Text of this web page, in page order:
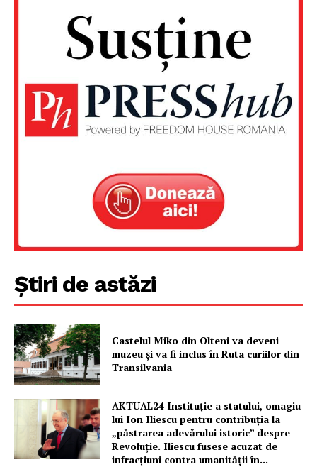
Despre noi / Echipa
Proiecte editoriale
Contact
Știri de astăzi
Castelul Miko din Olteni va deveni
muzeu şi va fi inclus în Ruta curiilor din
Transilvania
AKTUAL24 Instituție a statului, omagiu
lui Ion Iliescu pentru contribuția la
„păstrarea adevărului istoric” despre
Revoluție. Iliescu fusese acuzat de
infracțiuni contra umanității în...